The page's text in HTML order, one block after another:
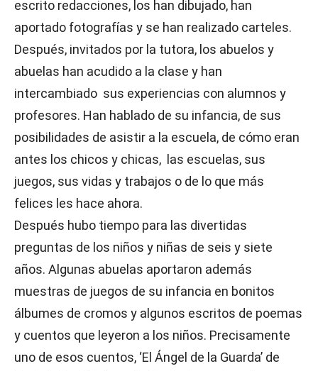
escrito redacciones, los han dibujado, han
aportado fotografías y se han realizado carteles.
Después, invitados por la tutora, los abuelos y
abuelas han acudido a la clase y han
intercambiado sus experiencias con alumnos y
profesores. Han hablado de su infancia, de sus
posibilidades de asistir a la escuela, de cómo eran
antes los chicos y chicas, las escuelas, sus
juegos, sus vidas y trabajos o de lo que más
felices les hace ahora.
Después hubo tiempo para las divertidas
preguntas de los niños y niñas de seis y siete
años. Algunas abuelas aportaron además
muestras de juegos de su infancia en bonitos
álbumes de cromos y algunos escritos de poemas
y cuentos que leyeron a los niños. Precisamente
uno de esos cuentos, ‘El Ángel de la Guarda’ de